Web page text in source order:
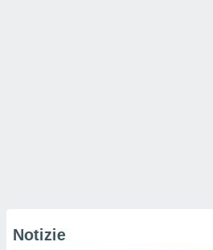
Notizie